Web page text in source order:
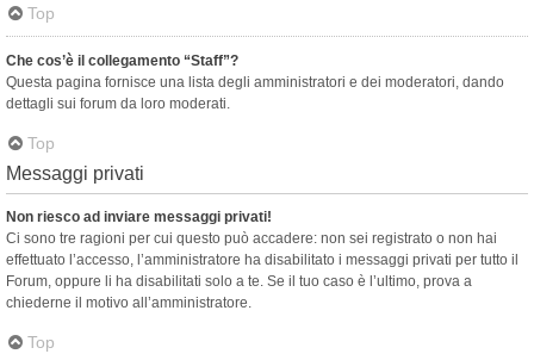
Top
Che cos’è il collegamento “Staff”?
Questa pagina fornisce una lista degli amministratori e dei moderatori, dando
dettagli sui forum da loro moderati.
Top
Messaggi privati
Non riesco ad inviare messaggi privati!
Ci sono tre ragioni per cui questo può accadere: non sei registrato o non hai
effettuato l’accesso, l’amministratore ha disabilitato i messaggi privati per tutto il
Forum, oppure li ha disabilitati solo a te. Se il tuo caso è l’ultimo, prova a
chiederne il motivo all’amministratore.
Top